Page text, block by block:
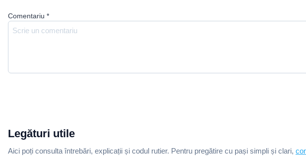
Comentariu *
Legături utile
Aici poți consulta întrebări, explicații și codul rutier. Pentru pregătire cu pași simpli și clari,